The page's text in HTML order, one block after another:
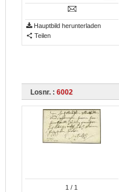
Hauptbild herunterladen
Teilen
Losnr. : 6002
1 / 1